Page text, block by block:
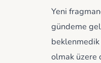
Yeni
gündeme
beklenmedik
olmak üzere